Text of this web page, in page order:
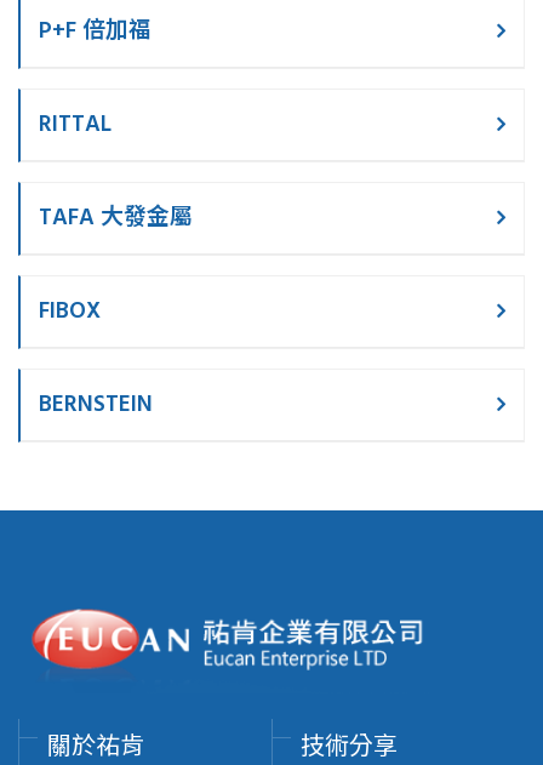
P+F 倍加福
RITTAL
TAFA 大發金屬
FIBOX
BERNSTEIN
關於祐肯
技術分享